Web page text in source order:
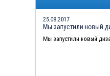
25.08.2017
Мы запустили новый
Мы запустили новый